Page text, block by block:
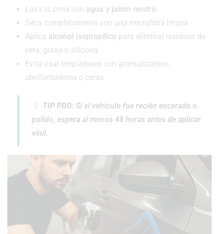
Lava la zona con agua y jabón neutro
Seca completamente con una microfibra limpia
Aplica alcohol isopropílico para eliminar residuos de
cera, grasa o silicona
Evita usar limpiadores con aromatizantes,
abrillantadores o ceras
TIP PRO: Si el vehículo fue recién encerado o
pulido, espera al menos 48 horas antes de aplicar
vinil.